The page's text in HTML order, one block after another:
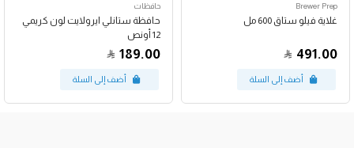
Brewer Prep
غلاية فيلو ستاق 600 مل
491.00
حافظات
حافظة ستانلي ايرولايت لون كريمي
12 أونص
189.00